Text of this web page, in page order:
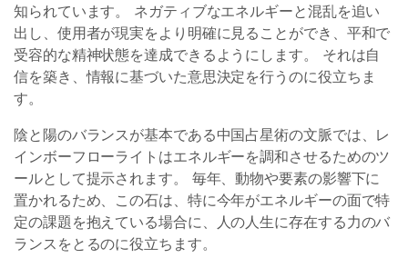
知られています。 ネガティブなエネルギーと混乱を追い
出し、使用者が現実をより明確に見ることができ、平和で
受容的な精神状態を達成できるようにします。 それは自
信を築き、情報に基づいた意思決定を行うのに役立ちま
す。
陰と陽のバランスが基本である中国占星術の文脈では、レ
インボーフローライトはエネルギーを調和させるためのツ
ールとして提示されます。 毎年、動物や要素の影響下に
置かれるため、この石は、特に今年がエネルギーの面で特
定の課題を抱えている場合に、人の人生に存在する力のバ
ランスをとるのに役立ちます。